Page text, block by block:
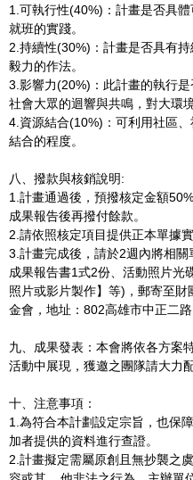
1.可執行性(40%)：計畫是否具
就班的實踐。
2.持續性(30%)：計畫是否具有
毅力的作法。
3.影響力(20%)：此計畫的執行
社會大眾的迴響與共鳴，對大環
4.資源結合(10%)：可利用社區
結合的程度。
八、撥款與核銷說明:
1.計畫通過後，預撥核定金額
成果報告後再撥付餘款。
2.請依照核定項目提供正本單據
3.計畫完成後，請於2週內將相
成果報告書1式2份、活動照片光
照片或影片製作】等)，郵寄至
金會，地址：802高雄市中正二路
九、成果發表：本會將依各方案
活動中展現，獲邀之團隊請大力
十、注意事項：
1.為符合本計劃設定宗旨，也保
加者提供的資料進行查證。
2.計畫擬定需屬原創且無抄襲之